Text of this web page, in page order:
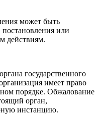
может быть
или
действиям.
государственного
имеет право
порядке. Обжалование
орган,
инстанцию.